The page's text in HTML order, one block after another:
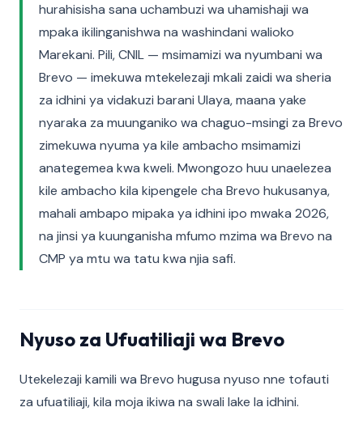
hurahisisha sana uchambuzi wa uhamishaji wa
mpaka ikilinganishwa na washindani walioko
Marekani. Pili, CNIL — msimamizi wa nyumbani wa
Brevo — imekuwa mtekelezaji mkali zaidi wa sheria
za idhini ya vidakuzi barani Ulaya, maana yake
nyaraka za muunganiko wa chaguo-msingi za Brevo
zimekuwa nyuma ya kile ambacho msimamizi
anategemea kwa kweli. Mwongozo huu unaelezea
kile ambacho kila kipengele cha Brevo hukusanya,
mahali ambapo mipaka ya idhini ipo mwaka 2026,
na jinsi ya kuunganisha mfumo mzima wa Brevo na
CMP ya mtu wa tatu kwa njia safi.
Nyuso za Ufuatiliaji wa Brevo
Utekelezaji kamili wa Brevo hugusa nyuso nne tofauti
za ufuatiliaji, kila moja ikiwa na swali lake la idhini.